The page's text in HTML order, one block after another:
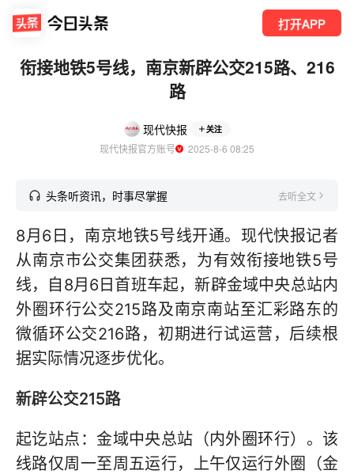
打开APP
衔接地铁5号线，南京新辟公交215路、216
路
现代快报 关注
现代快报官方账号
  2025-8-6 08:25
头条听资讯，时事尽掌握 去听全文
8月6日，南京地铁5号线开通。现代快报记者
从南京市公交集团获悉，为有效衔接地铁5号
线，自8月6日首班车起，新辟金域中央总站内
外圈环行公交215路及南京南站至汇彩路东的
微循环公交216路，初期进行试运营，后续根
据实际情况逐步优化。
新辟公交215路
起讫站点：金域中央总站（内外圈环行）。该
线路仅周一至周五运行，上午仅运行外圈（金